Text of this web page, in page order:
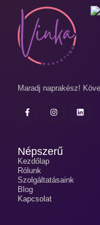
Maradj naprakész!
Népszerű
Kezdőlap
Rólunk
Szolgáltatásaink
Blog
Kapcsolat